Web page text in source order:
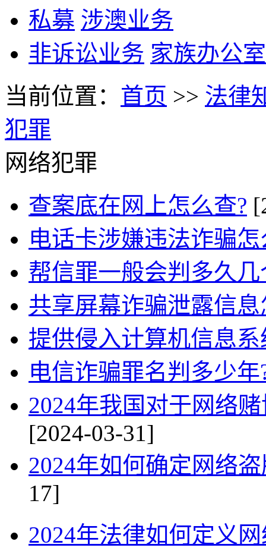
私募 涉澳业务
非诉讼业务 家族办公室
当前位置： 首页 >> 法律
犯罪
网络犯罪
查案底在网上怎么查?
电话卡涉嫌违法诈骗怎
帮信罪一般会判多久几
共享屏幕诈骗泄露信
提供侵入计算机信息
电信诈骗罪名判多少年
2024年我国对于网络
[2024-03-31]
2024年如何确定网络
17]
2024年法律如何定义